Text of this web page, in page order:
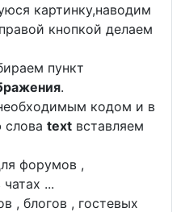
картинку,наводим
кнопкой делаем
пункт
.
кодом и в
слова text вставляем
форумов ,
...
, блогов , гостевых